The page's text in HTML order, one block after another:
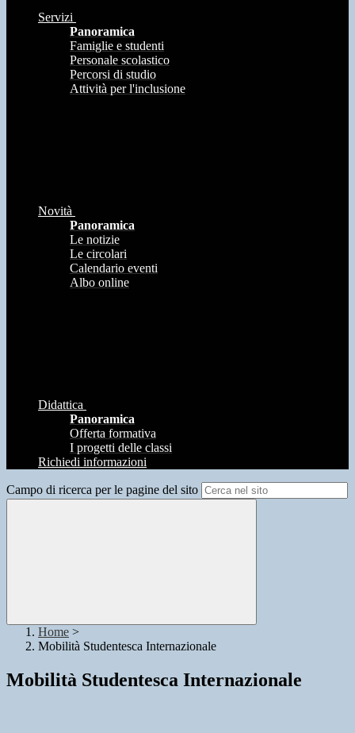
Servizi
Panoramica
Famiglie e studenti
Personale scolastico
Percorsi di studio
Attività per l'inclusione
Novità
Panoramica
Le notizie
Le circolari
Calendario eventi
Albo online
Didattica
Panoramica
Offerta formativa
I progetti delle classi
Richiedi informazioni
Campo di ricerca per le pagine del sito
Home >
Mobilità Studentesca Internazionale
Mobilità Studentesca Internazionale